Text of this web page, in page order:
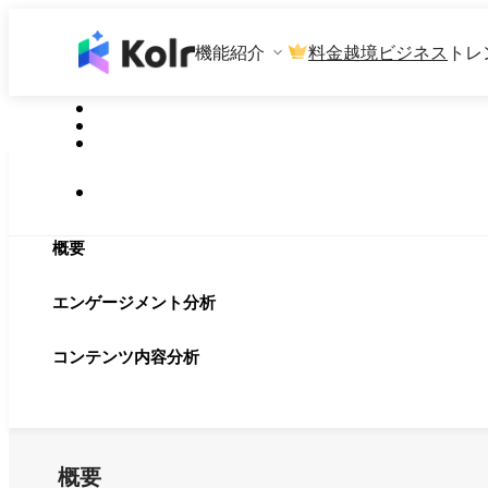
機能紹介 料金越境ビジネス ト
概要
エンゲージメント分析
コンテンツ内容分析
概要